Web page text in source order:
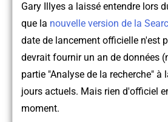
Gary Illyes a laissé entendre lors
que la nouvelle version de la
date de lancement officielle n'est
devrait fournir un an de données
partie "Analyse de la recherche" à
jours actuels. Mais rien d'officiel
moment.